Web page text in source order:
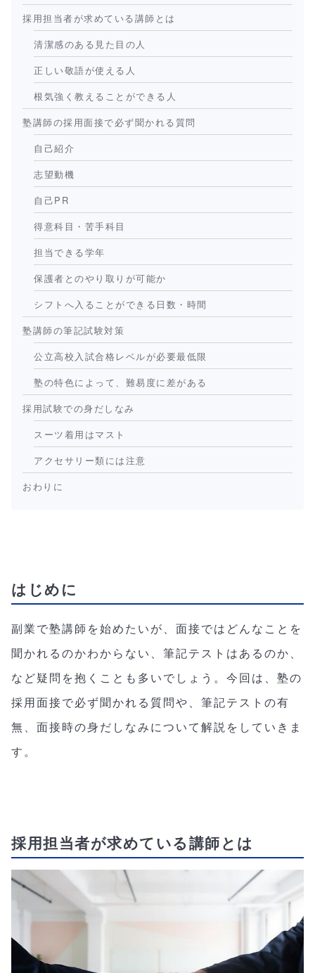
採用担当者が求めている講師とは
清潔感のある見た目の人
正しい敬語が使える人
根気強く教えることができる人
塾講師の採用面接で必ず聞かれる質問
自己紹介
志望動機
自己PR
得意科目・苦手科目
担当できる学年
保護者とのやり取りが可能か
シフトへ入ることができる日数・時間
塾講師の筆記試験対策
公立高校入試合格レベルが必要最低限
塾の特色によって、難易度に差がある
採用試験での身だしなみ
スーツ着用はマスト
アクセサリー類には注意
おわりに
はじめに
副業で塾講師を始めたいが、面接ではどんなことを
聞かれるのかわからない、筆記テストはあるのか、
など疑問を抱くことも多いでしょう。今回は、塾の
採用面接で必ず聞かれる質問や、筆記テストの有
無、面接時の身だしなみについて解説をしていきま
す。
採用担当者が求めている講師とは